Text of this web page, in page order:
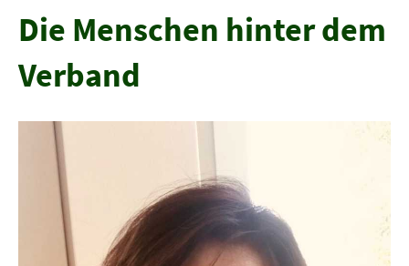
Die Menschen hinter dem
Verband